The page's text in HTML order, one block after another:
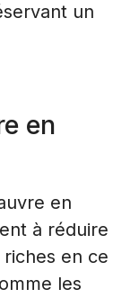
un
en
en
à réduire
riches en ce
les